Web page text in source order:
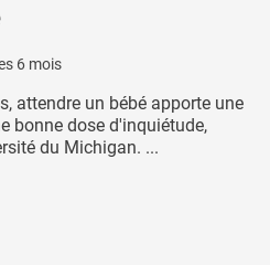
6 mois
attendre un bébé apporte une
bonne dose d'inquiétude,
du Michigan. ...